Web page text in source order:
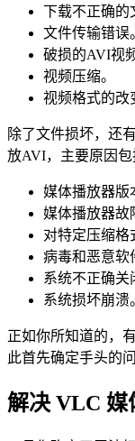
下载不正确的
文件传输错误
破损的AVI视
视频压缩。
视频格式的改
除了文件损坏，还
放AVI，主要原因包
媒体播放器版
媒体播放器故
对特定压缩格
病毒和恶意软
系统不正确关
系统损坏崩溃
正如你所知道的，
此首先确定手头的
解决 VLC 媒